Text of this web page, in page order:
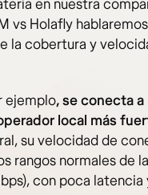
en nuestra
vs Holafly
la cobertura y
ejemplo, se conecta
local más
su velocidad de
rangos normales de
con poca